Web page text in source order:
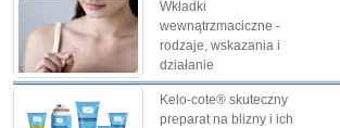
Wkładki
wewnątrzmaciczne -
rodzaje, wskazania i
działanie
Kelo-cote® skuteczny
preparat na blizny i ich